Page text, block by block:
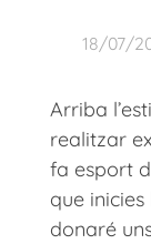
18/07/
Arriba
realitzar
fa esport
que
donaré